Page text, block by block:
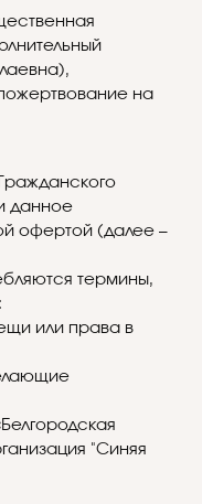
на
Гражданского
данное
офертой (далее –
термины,
или права в
"Синяя